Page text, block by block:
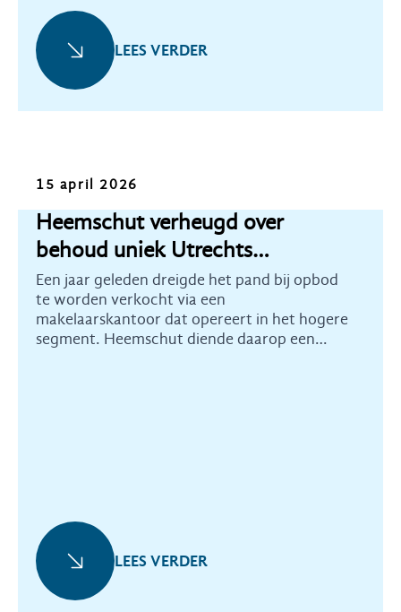
LEES VERDER
Nieuws
15 april 2026
Heemschut verheugd over
behoud uniek Utrechts
monument
Een jaar geleden dreigde het pand bij opbod
te worden verkocht via een
makelaarskantoor dat opereert in het hogere
segment. Heemschut diende daarop een
LEES VERDER